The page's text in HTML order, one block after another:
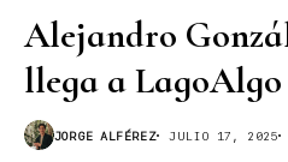
Alejandro
llega a LagoAlgo
JORGE ALFÉREZ JULIO 17, 2025